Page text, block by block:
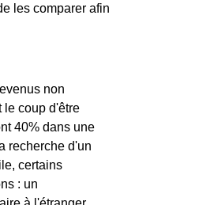
les comparer afin
non
le coup d'être
40% dans une
recherche d'un
certains
: un